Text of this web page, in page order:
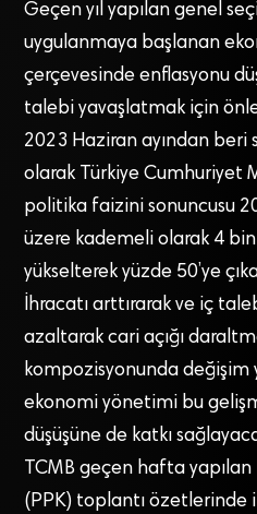
Geçen yıl yapılan genel
uygulanmaya başlanan
çerçevesinde enflasyonu
talebi yavaşlatmak için
2023 Haziran ayından beri
olarak Türkiye Cumhuriyet
politika faizini sonuncusu
üzere kademeli olarak 4
yükselterek yüzde 50’ye
İhracatı arttırarak ve iç
azaltarak cari açığı
kompozisyonunda değişim
ekonomi yönetimi bu
düşüşüne de katkı
TCMB geçen hafta yapılan
(PPK) toplantı özetlerinde